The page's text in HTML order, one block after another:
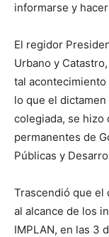
informarse y
El regidor
Urbano y
tal acontecimiento
lo que el
colegiada, se hizo
permanentes de
Públicas y
Trascendió que el
al alcance de los
IMPLAN, en las 3